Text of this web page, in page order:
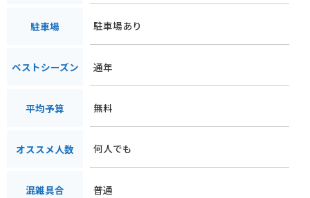
駐車場 駐車場あり
ベストシーズン 通年
平均予算 無料
オススメ人数 何人でも
混雑具合 普通